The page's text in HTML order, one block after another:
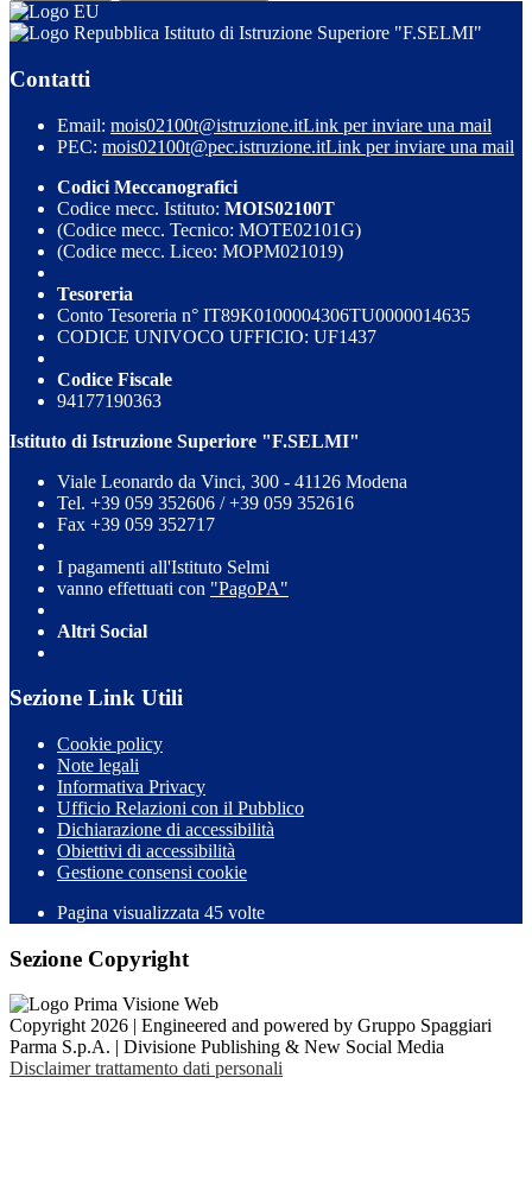
Istituto di Istruzione Superiore "F.SELMI"
Contatti
Email: mois02100t@istruzione.itLink per inviare una mail
PEC: mois02100t@pec.istruzione.itLink per inviare una mail
Codici Meccanografici
Codice mecc. Istituto: MOIS02100T
(Codice mecc. Tecnico: MOTE02101G)
(Codice mecc. Liceo: MOPM021019)
Tesoreria
Conto Tesoreria n° IT89K0100004306TU0000014635
CODICE UNIVOCO UFFICIO: UF1437
Codice Fiscale
94177190363
Istituto di Istruzione Superiore "F.SELMI"
Viale Leonardo da Vinci, 300 - 41126 Modena
Tel. +39 059 352606 / +39 059 352616
Fax +39 059 352717
I pagamenti all'Istituto Selmi
vanno effettuati con "PagoPA"
Altri Social
Sezione Link Utili
Cookie policy
Note legali
Informativa Privacy
Ufficio Relazioni con il Pubblico
Dichiarazione di accessibilità
Obiettivi di accessibilità
Gestione consensi cookie
Pagina visualizzata 45 volte
Sezione Copyright
Copyright 2026 | Engineered and powered by Gruppo Spaggiari
Parma S.p.A. | Divisione Publishing & New Social Media
Disclaimer trattamento dati personali